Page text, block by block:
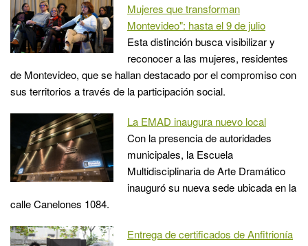
Mujeres que transforman
Montevideo": hasta el 9 de julio
Esta distinción busca visibilizar y
reconocer a las mujeres, residentes
de Montevideo, que se hallan destacado por el compromiso con
sus territorios a través de la participación social.
La EMAD inaugura nuevo local
Con la presencia de autoridades
municipales, la Escuela
Multidisciplinaria de Arte Dramático
inauguró su nueva sede ubicada en la
calle Canelones 1084.
Entrega de certificados de Anfitrionía